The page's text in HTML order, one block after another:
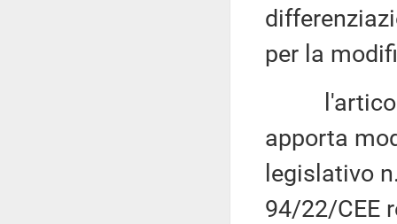
per la
l'articolo
apporta
legislativo
94/22/CEE